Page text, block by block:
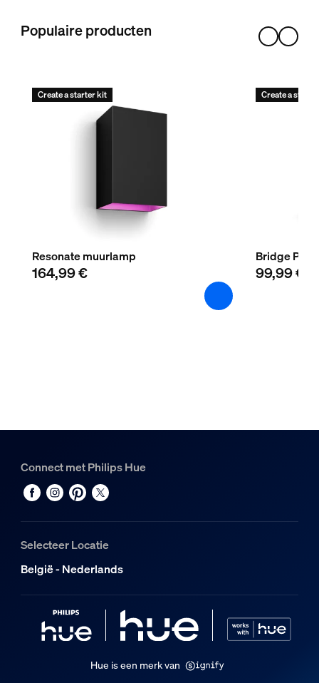
Populaire producten
Create a starter kit
Resonate muurlamp
164,99 €
Create a
Bridge Pro
99,99 €
Connect met Philips Hue
Selecteer Locatie
België - Nederlands
Hue is een merk van